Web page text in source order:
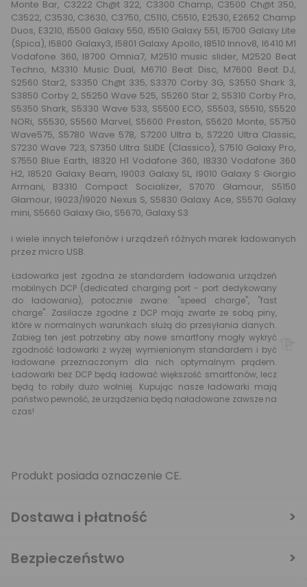
Monte Bar, C3222 Ch@t 322, C3300 Champ, C3500 Ch@t 350,
C3522, C3530, C3630, C3750, C5110, C5510, E2530, E2652 Champ
Duos, E3210, I5500 Galaxy 550, I5510 Galaxy 551, I5700 Galaxy Lite
(Spica), I5800 Galaxy3, I5801 Galaxy Apollo, I8510 Innov8, I6410 M1
Vodafone 360, I8700 Omnia7, M2510 music slider, M2520 Beat
Techno, M3310 Music Dual, M6710 Beat Disc, M7600 Beat DJ,
S2560 Star2, S3350 Ch@t 335, S3370 Corby 3G, S3550 Shark 3,
S3850 Corby 2, S5250 Wave 525, S5260 Star 2, S5310 Corby Pro,
S5350 Shark, S5330 Wave 533, S5500 ECO, S5503, S5510, S5520
NORi, S5530, S5560 Marvel, S5600 Preston, S5620 Monte, S5750
Wave575, S5780 Wave 578, S7200 Ultra b, S7220 Ultra Classic,
S7230 Wave 723, S7350 Ultra SLIDE (Classico), S7510 Galaxy Pro,
S7550 Blue Earth, I8320 H1 Vodafone 360, I8330 Vodafone 360
H2, I8520 Galaxy Beam, I9003 Galaxy SL, I9010 Galaxy S Giorgio
Armani, B3310 Compact Socializer, S7070 Glamour, S5150
Glamour, I9023/I9020 Nexus S, S5830 Galaxy Ace, S5570 Galaxy
mini, S5660 Galaxy Gio, S5670, Galaxy S3
i wiele innych telefonów i urządzeń różnych marek ładowanych
przez micro USB.
Ładowarka jest zgodna ze standardem ładowania urządzeń
mobilnych DCP (dedicated charging port - port dedykowany
do ładowania), potocznie zwane: "speed charge", "fast
charge". Zasilacze zgodne z DCP mają zwarte ze sobą piny,
które w normalnych warunkach służą do przesyłania danych.
Zabieg ten jest potrzebny aby nowe smartfony mogły wykryć
zgodność ładowarki z wyżej wymienionym standardem i być
ładowane przeznaczonym dla nich optymalnym prądem.
Ładowarki bez DCP będą ładować większość smartfonów, lecz
będą to robiły dużo wolniej. Kupując nasze ładowarki mają
państwo pewność, że urządzenia będą naładowane zawsze na
czas!
Produkt posiada oznaczenie CE.
Dostawa i płatność
Bezpieczeństwo